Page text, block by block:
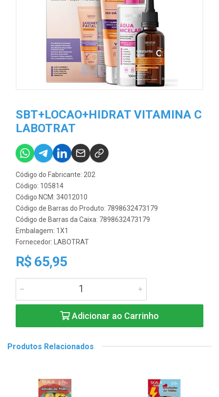
SBT+LOCAO+HIDRAT VITAMINA C
LABOTRAT
Código do Fabricante: 202
Código: 105814
Código NCM: 34012010
Código de Barras do Produto: 7898632473179
Código de Barras da Caixa: 7898632473179
Embalagem: 1X1
Fornecedor: LABOTRAT
R$ 65,95
Adicionar ao Carrinho
Produtos Relacionados